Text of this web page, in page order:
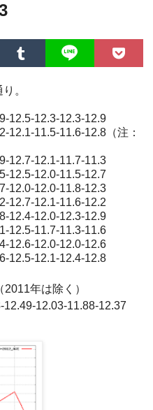
。
12.5-12.3-12.3-12.9
11.5-11.6-12.8（注：
12.7-12.1-11.7-11.3
12.5-12.0-11.5-12.7
12.0-12.0-11.8-12.3
12.7-12.1-11.6-12.2
12.4-12.0-12.3-12.9
12.5-11.7-11.3-11.6
12.6-12.0-12.0-12.6
12.5-12.1-12.4-12.8
（2011年は除く）
12.03-11.88-12.37